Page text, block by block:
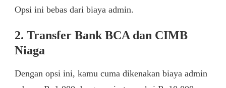
Opsi ini bebas dari biaya admin.
2. Transfer Bank BCA dan CIMB
Niaga
Dengan opsi ini, kamu cuma dikenakan biaya admin